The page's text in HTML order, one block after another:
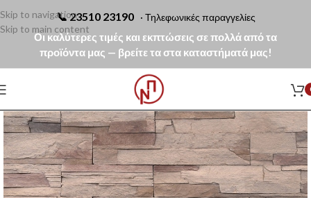
📞23510 23190 · Τηλεφωνικές παραγγελίες
Οι καλύτερες τιμές και εκπτώσεις σε πολλά από τα
προϊόντα μας — βρείτε τα στα καταστήματά μας!
Skip to navigation
Skip to main content